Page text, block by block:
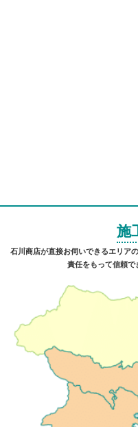
施
石川商店が直接お伺いできるエリア
責任をもって信頼で